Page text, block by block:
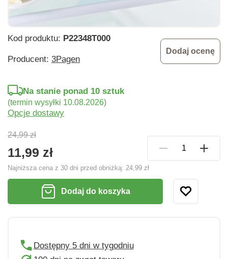
Kod produktu: P22348T000
Producent: 3Pagen
Dodaj ocenę
24,99 zł
11,99 zł
Najniższa cena z 30 dni przed obniżką: 24,99 zł
Na stanie ponad 10 sztuk
(termin wysyłki 10.08.2026)
Opcje dostawy
Dodaj do koszyka
Dostępny 5 dni w tygodniu